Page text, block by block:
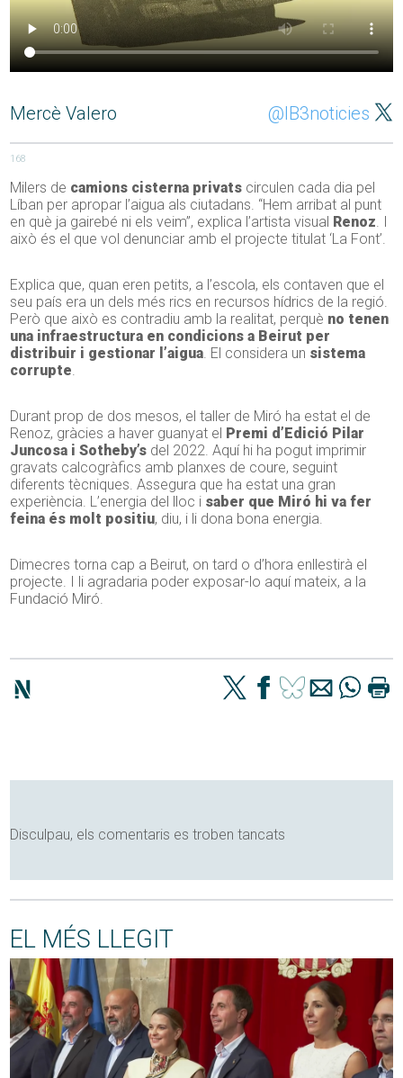
Mercè Valero @IB3noticies
168
Milers de camions cisterna privats circulen cada dia pel
Líban per apropar l’aigua als ciutadans. “Hem arribat al punt
en què ja gairebé ni els veim”, explica l’artista visual Renoz. I
això és el que vol denunciar amb el projecte titulat ‘La Font’.
Explica que, quan eren petits, a l’escola, els contaven que el
seu país era un dels més rics en recursos hídrics de la regió.
Però que això es contradiu amb la realitat, perquè no tenen
una infraestructura en condicions a Beirut per
distribuir i gestionar l’aigua. El considera un sistema
corrupte.
Durant prop de dos mesos, el taller de Miró ha estat el de
Renoz, gràcies a haver guanyat el Premi d’Edició Pilar
Juncosa i Sotheby’s del 2022. Aquí hi ha pogut imprimir
gravats calcogràfics amb planxes de coure, seguint
diferents tècniques. Assegura que ha estat una gran
experiència. L’energia del lloc i saber que Miró hi va fer
feina és molt positiu, diu, i li dona bona energia.
Dimecres torna cap a Beirut, on tard o d’hora enllestirà el
projecte. I li agradaria poder exposar-lo aquí mateix, a la
Fundació Miró.
Disculpau, els comentaris es troben tancats
EL MÉS LLEGIT